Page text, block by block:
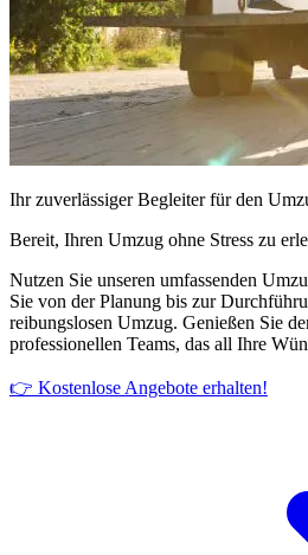
Ihr zuverlässiger Begleiter für den
Bereit, Ihren Umzug ohne Stress zu
Nutzen Sie unseren umfassenden
Sie von der Planung bis zur
reibungslosen Umzug. Genießen Sie
professionellen Teams, das all Ihre
👉 Kostenlose Angebote erhalten!